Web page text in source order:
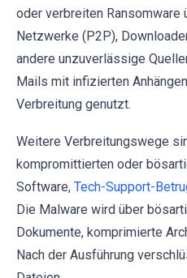
oder verbreiten
Netzwerke (P2P),
andere unzuverlässige
Mails mit infizierten
Verbreitung genutzt.
Weitere Verbreitungswege
kompromittierten oder
Software, Tech-Support-
Die Malware wird über
Dokumente, komprimierte
Nach der Ausführung